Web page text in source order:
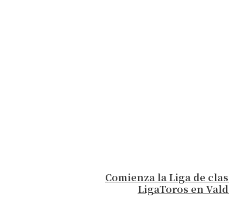
Comienza la Liga de
LigaToros en